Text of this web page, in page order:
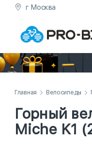
г Москва
Главная Велосипеды
Горный
Miche K1